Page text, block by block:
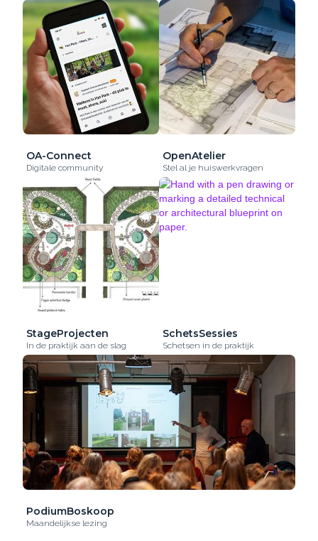
OA-Connect
Digitale community
OpenAtelier
Stel al je huiswerkvragen
StageProjecten
In de praktijk aan de slag
SchetsSessies
Schetsen in de praktijk
PodiumBoskoop
Maandelijkse lezing